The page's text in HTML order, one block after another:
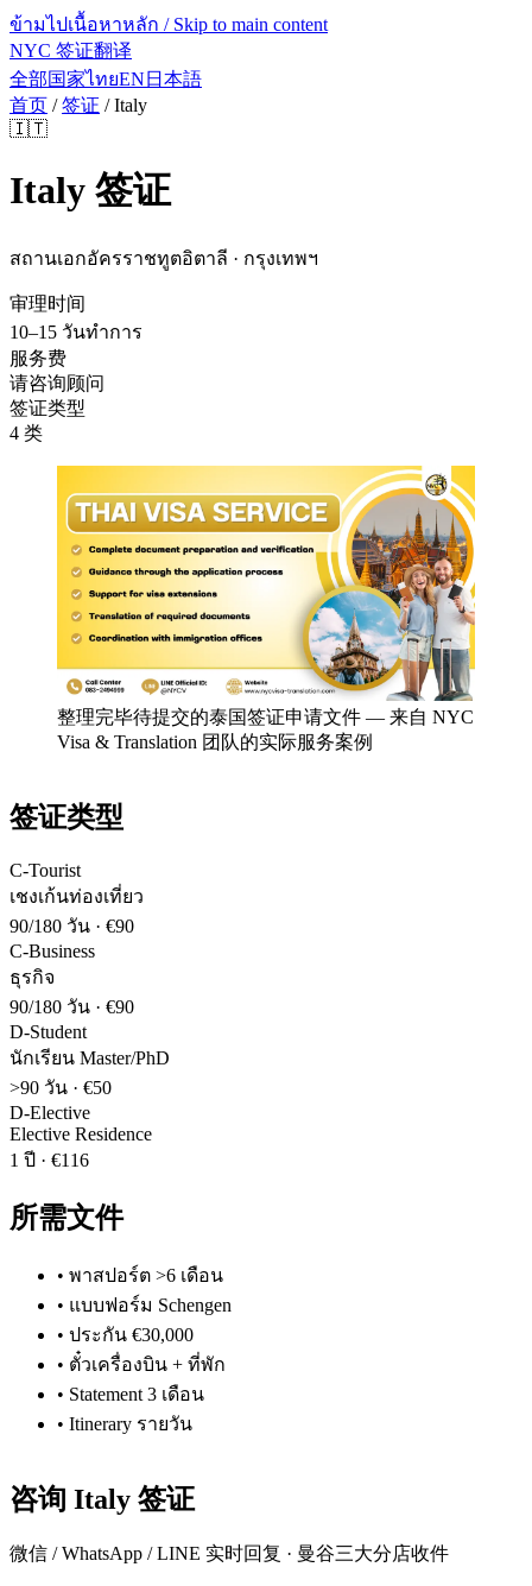
ข้ามไปเนื้อหาหลัก / Skip to main content
NYC 签证翻译
全部国家ไทยEN 日本語
首页 /签证 /Italy
🇮🇹
Italy 签证
สถานเอกอัครราชทูตอิตาลี · กรุงเทพฯ
审理时间
10–15 วันทำการ
服务费
请咨询顾问
签证类型
4 类
整理完毕待提交的泰国签证申请文件 — 来自 NYC
Visa & Translation 团队的实际服务案例
签证类型
C-Tourist
เชงเก้นท่องเที่ยว
90/180 วัน · €90
C-Business
ธุรกิจ
90/180 วัน · €90
D-Student
นักเรียน Master/PhD
>90 วัน · €50
D-Elective
Elective Residence
1 ปี · €116
所需文件
• พาสปอร์ต >6 เดือน
• แบบฟอร์ม Schengen
• ประกัน €30,000
• ตั๋วเครื่องบิน + ที่พัก
• Statement 3 เดือน
• Itinerary รายวัน
咨询 Italy 签证
微信 / WhatsApp / LINE 实时回复 · 曼谷三大分店收件